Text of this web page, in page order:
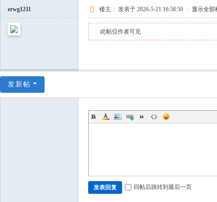
erwg1211 楼主 发表于 2026-5-21 16:58:50 显示全部
此帖仅作者可见
发新帖
发表回复 回帖后跳转到最后一页